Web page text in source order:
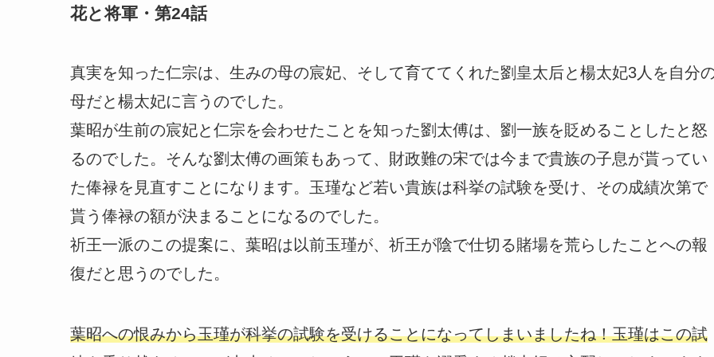
花と将軍・第24話
真実を知った仁宗は、生みの母の宸妃、そして育ててくれた劉皇太后と楊太妃3人を自分
母だと楊太妃に言うのでした。
葉昭が生前の宸妃と仁宗を会わせたことを知った劉太傅は、劉一族を貶めることしたと怒
るのでした。そんな劉太傅の画策もあって、財政難の宋では今まで貴族の子息が貰ってい
た俸禄を見直すことになります。玉瑾など若い貴族は科挙の試験を受け、その成績次第で
貰う俸禄の額が決まることになるのでした。
祈王一派のこの提案に、葉昭は以前玉瑾が、祈王が陰で仕切る賭場を荒らしたことへの報
復だと思うのでした。
葉昭への恨みから玉瑾が科挙の試験を受けることになってしまいましたね！玉瑾はこの試